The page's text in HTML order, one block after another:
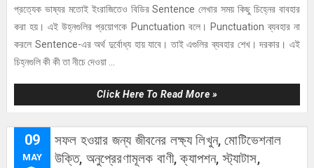
প্রত্যেক ভাষ্যর মতোই ইংরাজিতেও বিডির Sentence লেখার সময় কিছু চিহ্নের বাবহার
করা হয়। এই উহ্নগুলির প্রয়োগকে Punctuation বলে। Punctuation ব্যবহার না
করলে Sentence-এর অর্থ দুর্বোধ্য হায় যাবে। তাই এগুলির ব্যবহার শেখ। দরকার। এই
চিহ্নগুলি কী কী তা নীচে দেওয়া ...
Click Here To Read More »
09
MAY
সফল হওয়ার জন্য জীবনের লক্ষ্য লিখুন, মোটিভেশনাল
উক্তি, অনুপ্রেরণামূলক বাণী, ক্যাপশন, স্ট্যাটাস,